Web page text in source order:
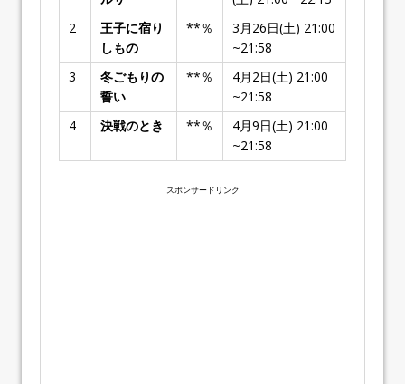
2
王子に宿り
しもの
**％
3月26日(土) 21:00
~21:58
3
冬ごもりの
誓い
**％
4月2日(土) 21:00
~21:58
4
決戦のとき **％
4月9日(土) 21:00
~21:58
スポンサードリンク